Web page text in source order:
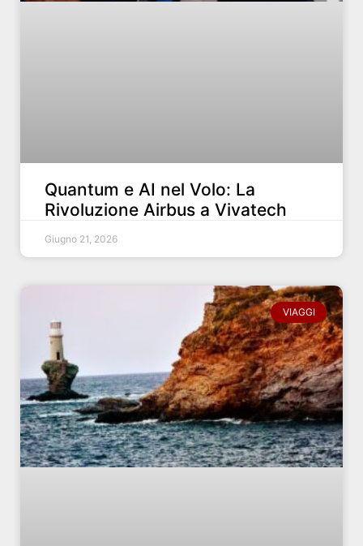
Quantum e AI nel Volo: La
Rivoluzione Airbus a Vivatech
Giugno 21, 2026
VIAGGI